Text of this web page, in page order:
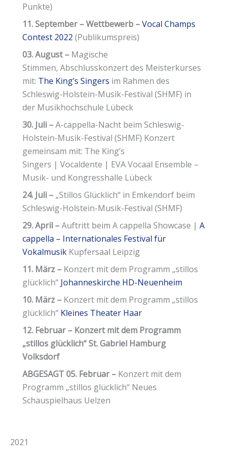
Punkte)
11. September – Wettbewerb –Vocal Champs
Contest 2022 (Publikumspreis)
03. August – Magische
Stimmen, Abschlusskonzert des Meisterkurses
mit: The King’s Singers im Rahmen des
Schleswig-Holstein-Musik-Festival (SHMF) in
der Musikhochschule Lübeck
30. Juli –A-cappella-Nacht beim Schleswig-
Holstein-Musik-Festival (SHMF) Konzert
gemeinsam mit: The King’s
Singers | Vocaldente | EVA Vocaal Ensemble –
Musik- und Kongresshalle Lübeck
24. Juli – „Stillos Glücklich“ in Emkendorf beim
Schleswig-Holstein-Musik-Festival (SHMF)
29. April –Auftritt beim A cappella Showcase | A
cappella – Internationales Festival für
Vokalmusik Kupfersaal Leipzig
11. März – Konzert mit dem Programm „stillos
glücklich“ Johanneskirche HD-Neuenheim
10. März – Konzert mit dem Programm „stillos
glücklich“ Kleines Theater Haar
12. Februar – Konzert mit dem Programm
„stillos glücklich“ St. Gabriel Hamburg
Volksdorf
ABGESAGT05. Februar – Konzert mit dem
Programm „stillos glücklich“ Neues
Schauspielhaus Uelzen
2021